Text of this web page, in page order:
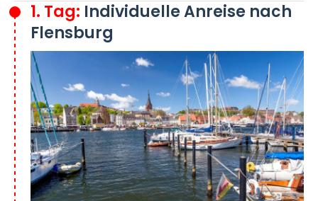
1. Tag: Individuelle Anreise nach
Flensburg